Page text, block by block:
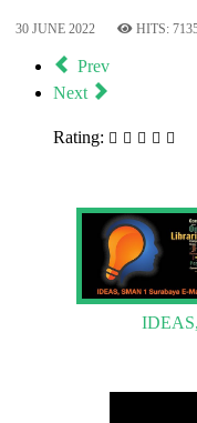
30 JUNE 2022 HITS:
Prev
Next
Rating: